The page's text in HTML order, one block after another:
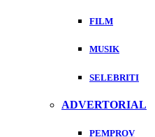
FILM
MUSIK
SELEBRITI
ADVERTORIAL
PEMPROV